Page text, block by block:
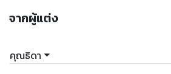
“พี่นัยอย่าค่ะ รินไม่ยอมพี่ค่ะ” น้ำตาของเธ
ปึก... ปารารินเริ่มทุบตีเขา ภคินัยรวบยึด
จากผู้แต่ง
คุณธิดา